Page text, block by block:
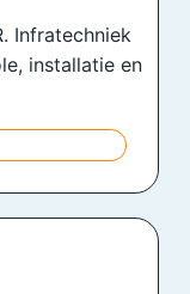
Infratechniek
installatie en